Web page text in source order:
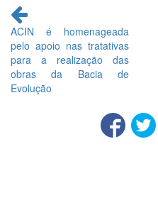
Continue
lendo
ACIN é homenageada
pelo apoio nas tratativas
para a realização das
obras da Bacia de
Evolução